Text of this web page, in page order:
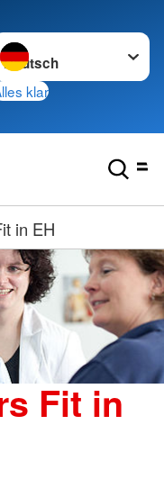
wechseln zu
klar
in EH
Fit in